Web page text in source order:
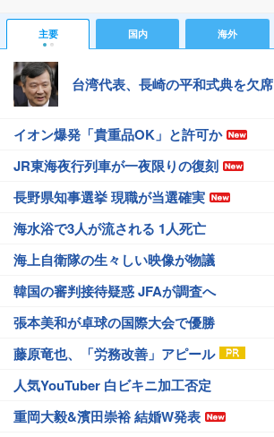
主要 国内 海外
台湾代表、長崎の平和式典を欠席
イオン爆発「貴重品OK」と許可か
JR東海夜行列車が一夜限りの復刻
長野県知事選挙 現職が当選確実
海水浴で3人が流される 1人死亡
海上自衛隊の生々しい映像が物議
韓国の審判接待疑惑 JFAが調査へ
張本美和が卓球の国際大会で優勝
藤原竜也、「労務改善」アピール
人気YouTuber 白ビキニ加工否定
重岡大毅&濱田崇裕 結婚W発表